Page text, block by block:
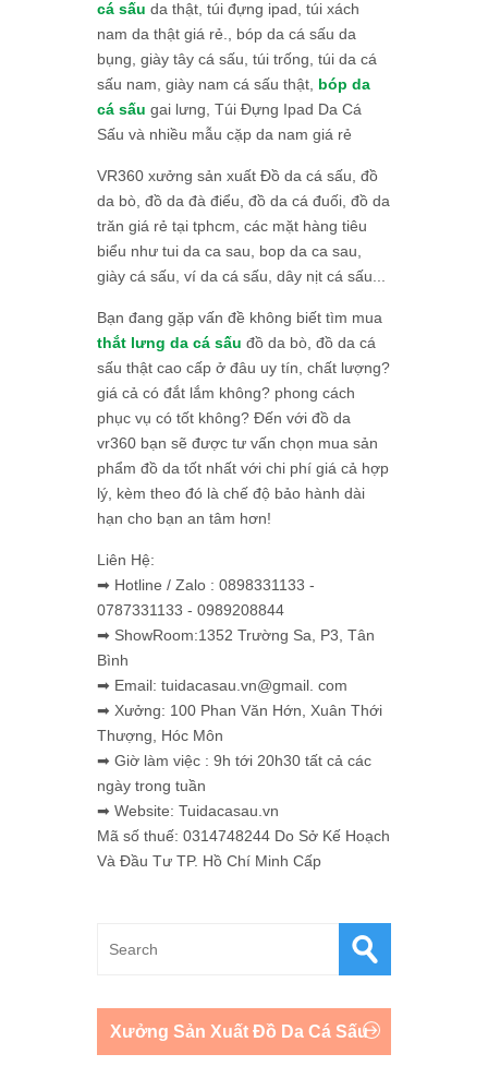
cá sấu da thật, túi đựng ipad, túi xách
nam da thật giá rẻ., bóp da cá sấu da
bụng, giày tây cá sấu, túi trống, túi da cá
sấu nam, giày nam cá sấu thật, bóp da
cá sấu gai lưng, Túi Đựng Ipad Da Cá
Sấu và nhiều mẫu cặp da nam giá rẻ
VR360 xưởng sản xuất Đồ da cá sấu, đồ
da bò, đồ da đà điểu, đồ da cá đuối, đồ da
trăn giá rẻ tại tphcm, các mặt hàng tiêu
biểu như tui da ca sau, bop da ca sau,
giày cá sấu, ví da cá sấu, dây nịt cá sấu...
Bạn đang gặp vấn đề không biết tìm mua
thắt lưng da cá sấu đồ da bò, đồ da cá
sấu thật cao cấp ở đâu uy tín, chất lượng?
giá cả có đắt lắm không? phong cách
phục vụ có tốt không? Đến với đồ da
vr360 bạn sẽ được tư vấn chọn mua sản
phẩm đồ da tốt nhất với chi phí giá cả hợp
lý, kèm theo đó là chế độ bảo hành dài
hạn cho bạn an tâm hơn!
Liên Hệ:
➡ Hotline / Zalo : 0898331133 -
0787331133 - 0989208844
➡ ShowRoom:1352 Trường Sa, P3, Tân
Bình
➡ Email: tuidacasau.vn@gmail. com
➡ Xưởng: 100 Phan Văn Hớn, Xuân Thới
Thượng, Hóc Môn
➡ Giờ làm việc : 9h tới 20h30 tất cả các
ngày trong tuần
➡ Website: Tuidacasau.vn
Mã số thuế: 0314748244 Do Sở Kế Hoạch
Và Đầu Tư TP. Hồ Chí Minh Cấp
Xưởng Sản Xuất Đồ Da Cá Sấu